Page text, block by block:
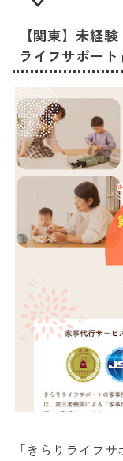
【関東】未経
ライフサポート」
「きらりライフ